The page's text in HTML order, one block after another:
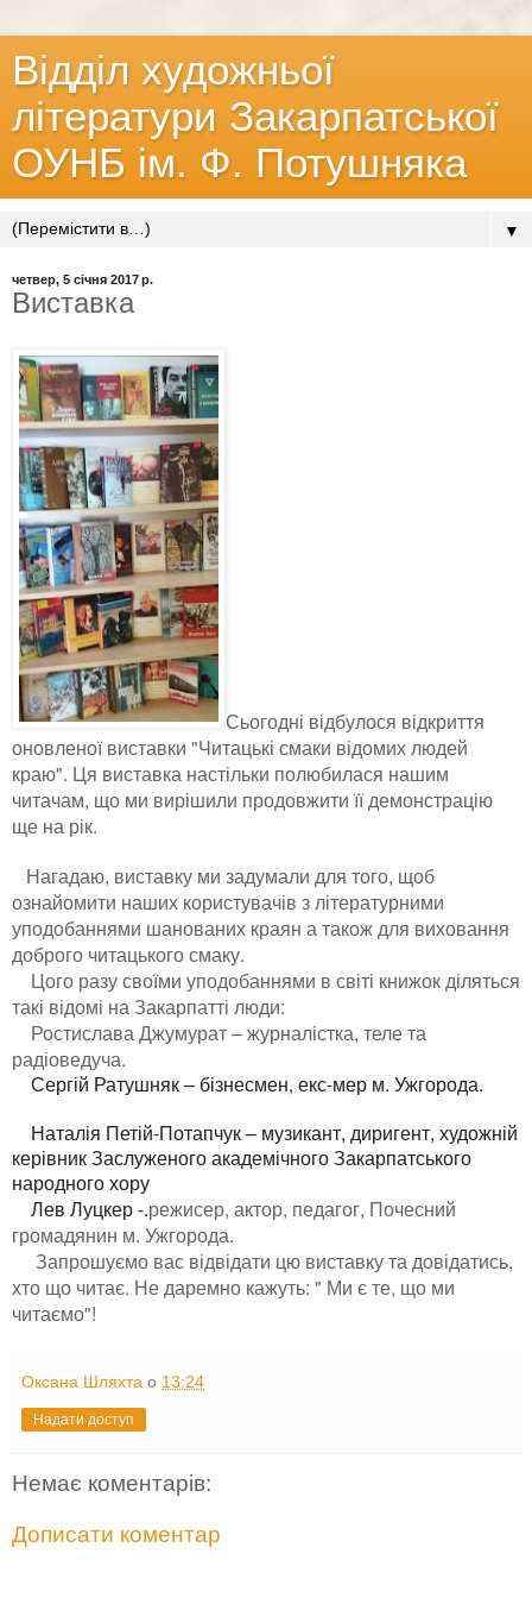
Відділ художньої
літератури Закарпатської
ОУНБ ім. Ф. Потушняка
▼
четвер, 5 січня 2017 р.
Виставка
Сьогодні відбулося відкриття
оновленої виставки "Читацькі смаки відомих людей
краю". Ця виставка настільки полюбилася нашим
читачам, що ми вирішили продовжити її демонстрацію
ще на рік.
Нагадаю, виставку ми задумали для того, щоб
ознайомити наших користувачів з літературними
уподобаннями шанованих краян а також для виховання
доброго читацького смаку.
Цого разу своїми уподобаннями в світі книжок діляться
такі відомі на Закарпатті люди:
Ростислава Джумурат – журналістка, теле та
радіоведуча.
Сергій Ратушняк – бізнесмен, екс-мер м. Ужгорода.
Наталія Петій-Потапчук – музикант, диригент, художній
керівник Заслуженого академічного Закарпатського
народного хору
Лев Луцкер -.режисер, актор, педагог, Почесний
громадянин м. Ужгорода.
Запрошуємо вас відвідати цю виставку та довідатись,
хто що читає. Не даремно кажуть: " Ми є те, що ми
читаємо"!
Оксана Шляхта о 13:24
Надати доступ
Немає коментарів:
Дописати коментар